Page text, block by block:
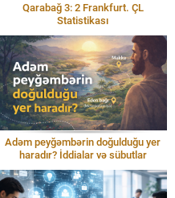
Qarabağ 3: 2 Frankfurt. ÇL
Statistikası
Adəm peyğəmbərin doğulduğu yer
haradır? İddialar və sübutlar